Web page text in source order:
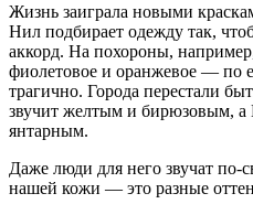
Жизнь заиграла новыми
Нил подбирает одежду так,
аккорд. На похороны,
фиолетовое и оранжевое — по
трагично. Города перестали
звучит желтым и бирюзовым,
янтарным.
Даже люди для него звучат по-
нашей кожи — это разные